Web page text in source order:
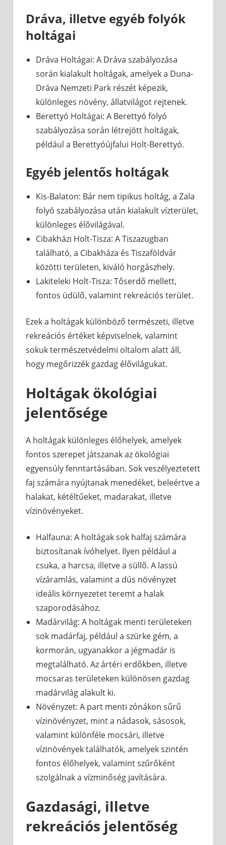
Dráva, illetve egyéb folyók
holtágai
Dráva Holtágai: A Dráva szabályozása
során kialakult holtágak, amelyek a Duna-
Dráva Nemzeti Park részét képezik,
különleges növény, állatvilágot rejtenek.
Berettyó Holtágai: A Berettyó folyó
szabályozása során létrejött holtágak,
például a Berettyóújfalui Holt-Berettyó.
Egyéb jelentős holtágak
Kis-Balaton: Bár nem tipikus holtág, a Zala
folyó szabályozása után kialakult vízterület,
különleges élővilágával.
Cibakházi Holt-Tisza: A Tiszazugban
található, a Cibakháza és Tiszaföldvár
közötti területen, kiváló horgászhely.
Lakiteleki Holt-Tisza: Tőserdő mellett,
fontos üdülő, valamint rekreációs terület.
Ezek a holtágak különböző természeti, illetve
rekreációs értéket képviselnek, valamint
sokuk természetvédelmi oltalom alatt áll,
hogy megőrizzék gazdag élővilágukat.
Holtágak ökológiai
jelentősége
A holtágak különleges élőhelyek, amelyek
fontos szerepet játszanak az ökológiai
egyensúly fenntartásában. Sok veszélyeztetett
faj számára nyújtanak menedéket, beleértve a
halakat, kétéltűeket, madarakat, illetve
vízinövényeket.
Halfauna: A holtágak sok halfaj számára
biztosítanak ívóhelyet. Ilyen például a
csuka, a harcsa, illetve a süllő. A lassú
vízáramlás, valamint a dús növényzet
ideális környezetet teremt a halak
szaporodásához.
Madárvilág: A holtágak menti területeken
sok madárfaj, például a szürke gém, a
kormorán, ugyanakkor a jégmadár is
megtalálható. Az ártéri erdőkben, illetve
mocsaras területeken különösen gazdag
madárvilág alakult ki.
Növényzet: A part menti zónákon sűrű
vízinövényzet, mint a nádasok, sásosok,
valamint különféle mocsári, illetve
vízinövények találhatók, amelyek szintén
fontos élőhelyek, valamint szűrőként
szolgálnak a vízminőség javítására.
Gazdasági, illetve
rekreációs jelentőség